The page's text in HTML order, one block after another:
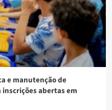
e manutenção de
abertas em